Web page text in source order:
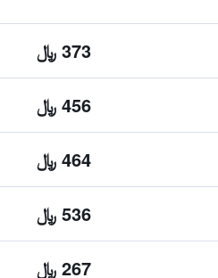
373 ﷼
456 ﷼
464 ﷼
536 ﷼
267 ﷼